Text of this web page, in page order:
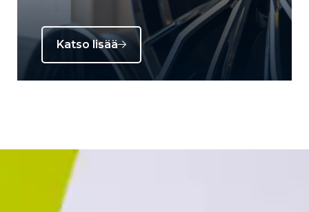
Katso lisää